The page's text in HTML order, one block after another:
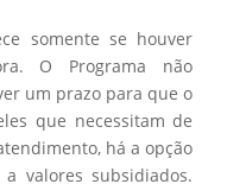
somente se houver
O Programa não
um prazo para que o
que necessitam de
há a opção
valores subsidiados.